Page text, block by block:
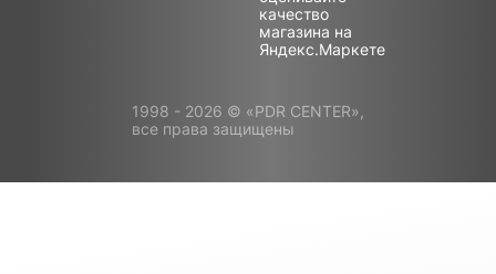
1998 - 2026 © «PDR CENTER»,
все права защищены